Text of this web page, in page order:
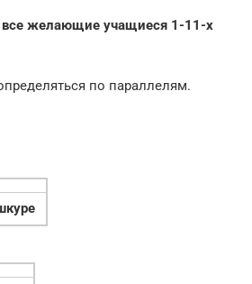
все желающие учащиеся 1-11-х
по параллелям.